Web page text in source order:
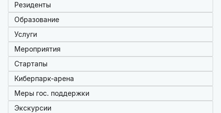
Резиденты
Образование
Услуги
Мероприятия
Стартапы
Киберпарк-арена
Меры гос. поддержки
Экскурсии